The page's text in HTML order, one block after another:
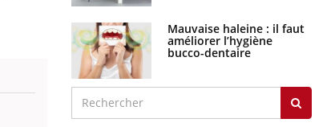
Mauvaise haleine : il faut
améliorer l’hygiène
bucco-dentaire